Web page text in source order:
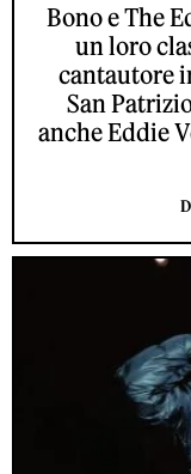
Bono e The
un loro
cantautore
San
anche Eddie